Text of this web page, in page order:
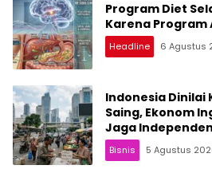
Program Diet
Karena Program
Headline 6 Agustus
Indonesia Dinilai
Saing, Ekonom
Jaga
Bisnis 5 Agustus